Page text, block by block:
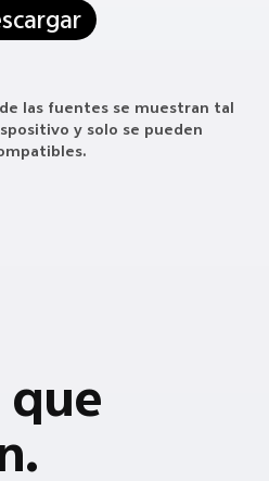
las fuentes se muestran tal
y solo se pueden
que